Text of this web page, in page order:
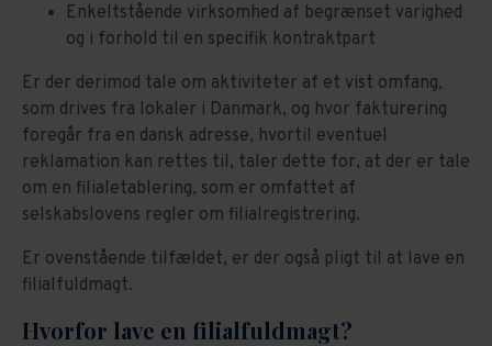
Enkeltstående virksomhed af begrænset varighed
og i forhold til en specifik kontraktpart
Er der derimod tale om aktiviteter af et vist omfang,
som drives fra lokaler i Danmark, og hvor fakturering
foregår fra en dansk adresse, hvortil eventuel
reklamation kan rettes til, taler dette for, at der er tale
om en filialetablering, som er omfattet af
selskabslovens regler om filialregistrering.
Er ovenstående tilfældet, er der også pligt til at lave en
filialfuldmagt.
Hvorfor lave en filialfuldmagt?